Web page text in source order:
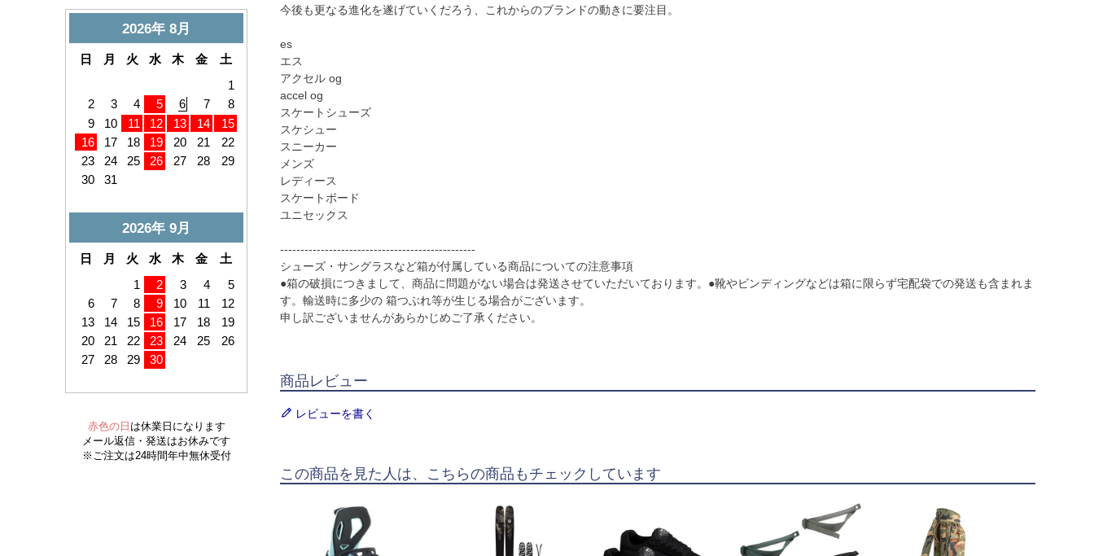
今後も更なる進化を遂げていくだろう、これからのブランドの動きに要注目。
es
エス
アクセル og
accel og
スケートシューズ
スケシュー
スニーカー
メンズ
レディース
スケートボード
ユニセックス
------------------------------------------------
シューズ・サングラスなど箱が付属している商品についての注意事項
●箱の破損につきまして、商品に問題がない場合は発送させていただいております。●靴やビンディングなどは箱に限らず宅配袋での発送も含まれま
す。輸送時に多少の 箱つぶれ等が生じる場合がございます。
申し訳ございませんがあらかじめご了承ください。
商品レビュー
レビューを書く
この商品を見た人は、こちらの商品もチェックしています